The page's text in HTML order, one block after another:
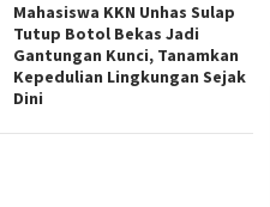
Mahasiswa KKN Unhas Sulap
Tutup Botol Bekas Jadi
Gantungan Kunci, Tanamkan
Kepedulian Lingkungan Sejak
Dini